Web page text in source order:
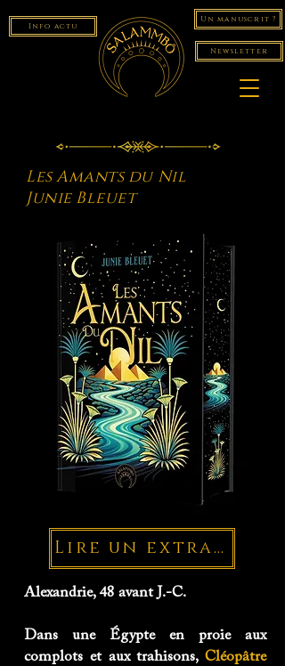
Un manuscrit ?
Info actu
Newsletter
Les Amants du Nil
Junie Bleuet
Lire un extrait
Alexandrie, 48 avant J.-C.
Dans une Égypte en proie aux
complots et aux trahisons, Cléopâtre